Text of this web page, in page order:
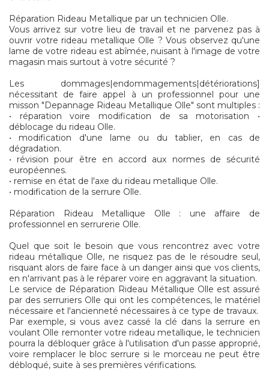
Réparation Rideau Metallique par un technicien Olle.
Vous arrivez sur votre lieu de travail et ne parvenez pas à
ouvrir votre rideau metallique Olle ? Vous observez qu'une
lame de votre rideau est abîmée, nuisant à l'image de votre
magasin mais surtout à votre sécurité ?
Les dommages|endommagements|détériorations]
nécessitant de faire appel à un professionnel pour une
misson "Depannage Rideau Metallique Olle" sont multiples :
• réparation voire modification de sa motorisation •
déblocage du rideau Olle.
• modification d'une lame ou du tablier, en cas de
dégradation.
• révision pour être en accord aux normes de sécurité
européennes.
• remise en état de l'axe du rideau metallique Olle.
• modification de la serrure Olle.
Réparation Rideau Metallique Olle : une affaire de
professionnel en serrurerie Olle.
Quel que soit le besoin que vous rencontrez avec votre
rideau métallique Olle, ne risquez pas de le résoudre seul,
risquant alors de faire face à un danger ainsi que vos clients,
en n'arrivant pas à le réparer voire en aggravant la situation.
Le service de Réparation Rideau Métallique Olle est assuré
par des serruriers Olle qui ont les compétences, le matériel
nécessaire et l'ancienneté nécessaires à ce type de travaux.
Par exemple, si vous avez cassé la clé dans la serrure en
voulant Olle remonter votre rideau metallique, le technicien
pourra la débloquer grâce à l'utilisation d'un passe approprié,
voire remplacer le bloc serrure si le morceau ne peut être
débloqué, suite à ses premières vérifications.